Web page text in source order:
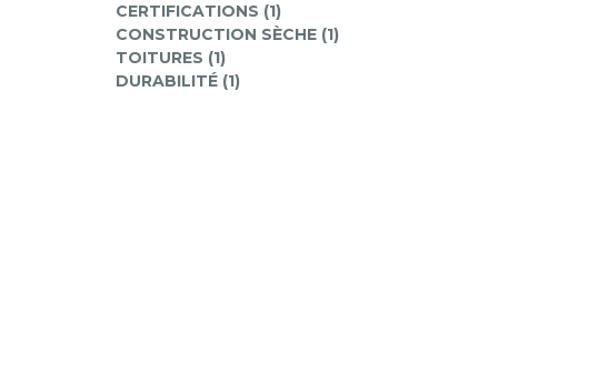
CERTIFICATIONS (1)
CONSTRUCTION SÈCHE (1)
TOITURES (1)
DURABILITÉ (1)